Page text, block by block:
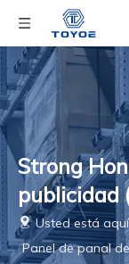
Strong
publicidad
Usted está
Panel de panal